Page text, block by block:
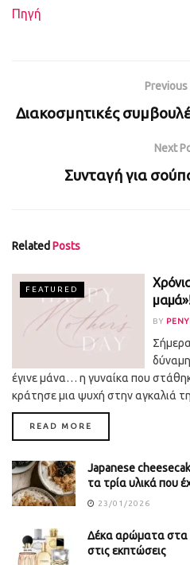
Πηγή
Previous
Διακοσμητικές
Next
Συνταγή για
Related Posts
FEATURED
BY
έγινε μάνα… η γυναίκα που
κράτησε μια ψυχή στην αγκαλιά
READ MORE
Japanese
τα τρία υλικά που
23/01/2026
Δέκα αρώματα στα
στις εκπτώσεις